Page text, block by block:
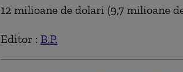
12 milioane de dolari (9,7 milioane
Editor : B.P.